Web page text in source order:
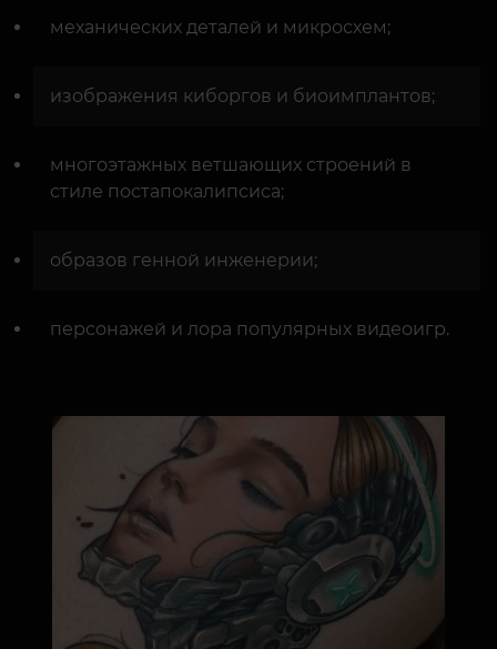
механических деталей и микросхем;
изображения киборгов и биоимплантов;
многоэтажных ветшающих строений в
стиле постапокалипсиса;
образов генной инженерии;
персонажей и лора популярных видеоигр.